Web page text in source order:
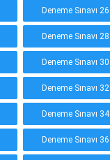
Deneme Sınavı 26
Deneme Sınavı 28
Deneme Sınavı 30
Deneme Sınavı 32
Deneme Sınavı 34
Deneme Sınavı 36